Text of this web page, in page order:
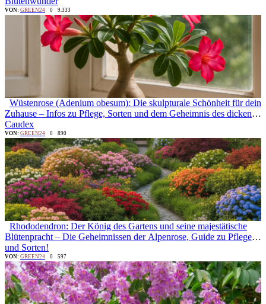
VON: GREEN24 0 9.333
Wüstenrose (Adenium obesum): Die skulpturale Schönheit für dein
Zuhause – Infos zu Pflege, Sorten und dem Geheimnis des dicken
Caudex
VON: GREEN24 0 890
Rhododendron: Der König des Gartens und seine majestätische
Blütenpracht – Die Geheimnissen der Alpenrose, Guide zu Pflege
und Sorten!
VON: GREEN24 0 597